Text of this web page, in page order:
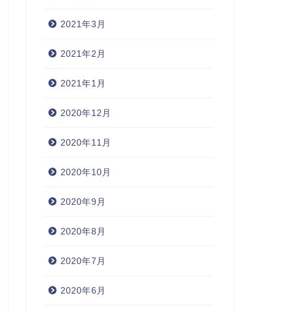
2021年3月
2021年2月
2021年1月
2020年12月
2020年11月
2020年10月
2020年9月
2020年8月
2020年7月
2020年6月